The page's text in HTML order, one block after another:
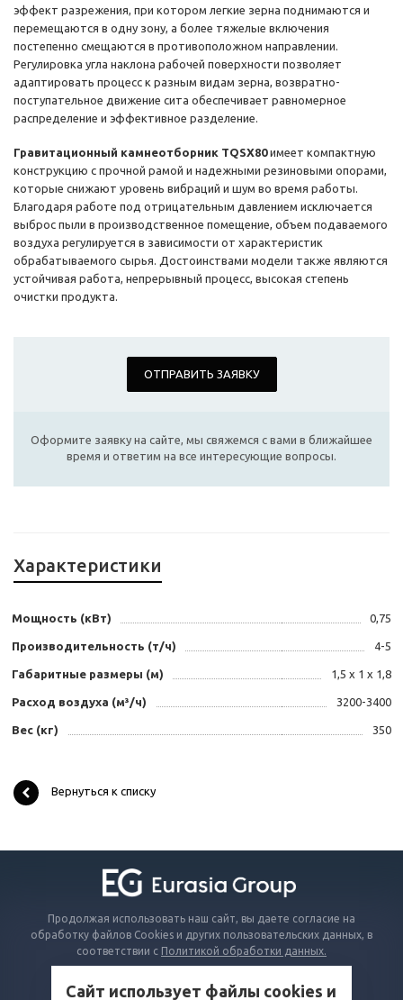
эффект разрежения, при котором легкие зерна поднимаются и
перемещаются в одну зону, а более тяжелые включения
постепенно смещаются в противоположном направлении.
Регулировка угла наклона рабочей поверхности позволяет
адаптировать процесс к разным видам зерна, возвратно-
поступательное движение сита обеспечивает равномерное
распределение и эффективное разделение.
Гравитационный камнеотборник TQSX80имеет компактную
конструкцию с прочной рамой и надежными резиновыми опорами,
которые снижают уровень вибраций и шум во время работы.
Благодаря работе под отрицательным давлением исключается
выброс пыли в производственное помещение, объем подаваемого
воздуха регулируется в зависимости от характеристик
обрабатываемого сырья. Достоинствами модели также являются
устойчивая работа, непрерывный процесс, высокая степень
очистки продукта.
ОТПРАВИТЬ ЗАЯВКУ
Оформите заявку на сайте, мы свяжемся с вами в ближайшее
время и ответим на все интересующие вопросы.
Характеристики
Мощность (кВт) 0,75
Производительность (т/ч) 4-5
Габаритные размеры (м) 1,5 x 1 x 1,8
Расход воздуха (м³/ч) 3200-3400
Вес (кг) 350
Вернуться к списку
Продолжая использовать наш сайт, вы даете согласие на
обработку файлов Cookies и других пользовательских данных, в
соответствии с Политикой обработки данных.
Сайт использует файлы cookies и